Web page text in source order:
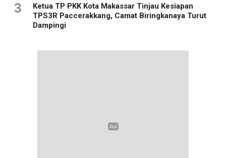
3
Ketua TP PKK Kota Makassar Tinjau Kesiapan
TPS3R Paccerakkang, Camat Biringkanaya Turut
Dampingi